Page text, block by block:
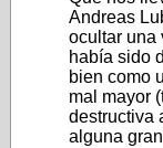
Andreas
ocultar una
había sido
bien como
mal mayor
destructiva
alguna